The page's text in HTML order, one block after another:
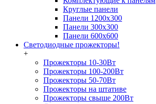
Круглые панели
Панели 1200х300
Панели 300х300
Панели 600х600
Светодиодные прожекторы!
+
Прожекторы 10-30Вт
Прожекторы 100-200Вт
Прожекторы 50-70Вт
Прожекторы на штативе
Прожекторы свыше 200Вт